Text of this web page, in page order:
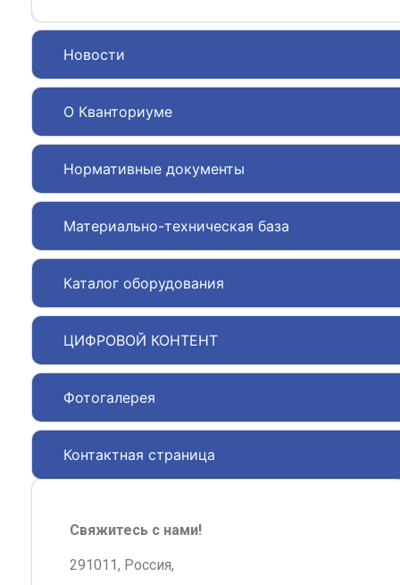
Новости
О Кванториуме
Нормативные документы
Материально-техническая база
Каталог оборудования
ЦИФРОВОЙ КОНТЕНТ
Фотогалерея
Контактная страница
Свяжитесь с нами!
291011, Россия,